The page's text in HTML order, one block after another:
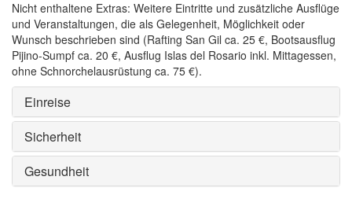
Nicht enthaltene Extras: Weitere Eintritte und zusätzliche Ausflüge
und Veranstaltungen, die als Gelegenheit, Möglichkeit oder
Wunsch beschrieben sind (Rafting San Gil ca. 25 €, Bootsausflug
Pijino-Sumpf ca. 20 €, Ausflug Islas del Rosario inkl. Mittagessen,
ohne Schnorchelausrüstung ca. 75 €).
Einreise
Sicherheit
Gesundheit